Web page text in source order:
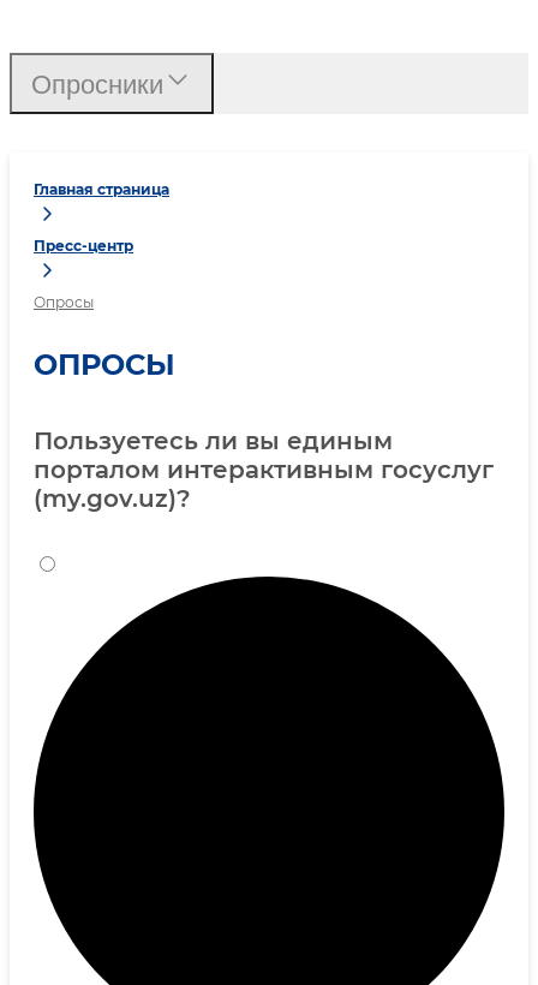
Главная страница
Пресс-центр
Опросы
ОПРОСЫ
Пользуетесь ли вы единым
порталом интерактивным госуслуг
(my.gov.uz)?
Опросники